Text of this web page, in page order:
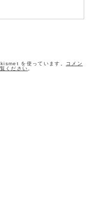
を使っています。 コメン
ください